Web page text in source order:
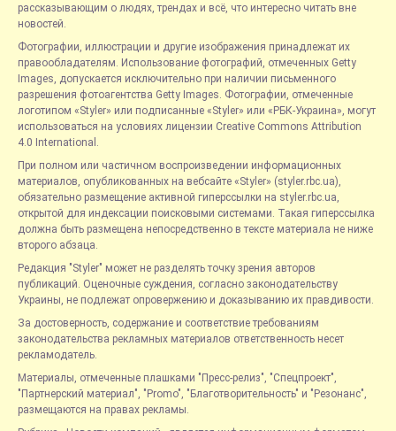
рассказывающим о людях, трендах и всё, что интересно читать вне
новостей.
Фотографии, иллюстрации и другие изображения принадлежат их
правообладателям. Использование фотографий, отмеченных Getty
Images, допускается исключительно при наличии письменного
разрешения фотоагентства Getty Images. Фотографии, отмеченные
логотипом «Styler» или подписанные «Styler» или «РБК-Украина», могут
использоваться на условиях лицензии Creative Commons Attribution
4.0 International.
При полном или частичном воспроизведении информационных
материалов, опубликованных на вебсайте «Styler» (styler.rbc.ua),
обязательно размещение активной гиперссылки на styler.rbc.ua,
открытой для индексации поисковыми системами. Такая гиперссылка
должна быть размещена непосредственно в тексте материала не ниже
второго абзаца.
Редакция "Styler" может не разделять точку зрения авторов
публикаций. Оценочные суждения, согласно законодательству
Украины, не подлежат опровержению и доказыванию их правдивости.
За достоверность, содержание и соответствие требованиям
законодательства рекламных материалов ответственность несет
рекламодатель.
Материалы, отмеченные плашками "Пресс-релиз", "Спецпроект",
"Партнерский материал", "Promo", "Благотворительность" и "Резонанс",
размещаются на правах рекламы.